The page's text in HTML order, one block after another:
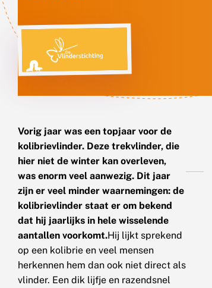
Vorig jaar was een topjaar voor de
kolibrievlinder. Deze trekvlinder, die
hier niet de winter kan overleven,
was enorm veel aanwezig. Dit jaar
zijn er veel minder waarnemingen: de
kolibrievlinder staat er om bekend
dat hij jaarlijks in hele wisselende
aantallen voorkomt.Hij lijkt sprekend
op een kolibrie en veel mensen
herkennen hem dan ook niet direct als
vlinder. Een dik lijfje en razendsnel